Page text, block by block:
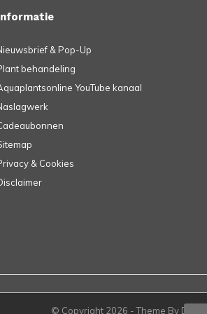
& Pop-Up
behandeling
YouTube kanaal
& Cookies
© Copyright 2026 - Theme By DMWS